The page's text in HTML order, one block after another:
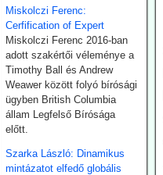
felgyorsítására.
Németországban 2024-ben
összesen 29 TWh energiát
nyertek a föld mélyéből.
Németország is hatósági
úton kívánja a kiaknázást
felgyorsítani.
2026.07.22.
Climatechangedisp
atch: Japán
Miskolczi Ferenc:
Cerfification of Expert
Miskolczi Ferenc 2016-ban
adott szakértői véleménye a
Timothy Ball és Andrew
Weawer között folyó bírósági
ügyben British Columbia
állam Legfelső Bírósága
előtt.
Szarka László: Dinamikus
mintázatot elfedő globális